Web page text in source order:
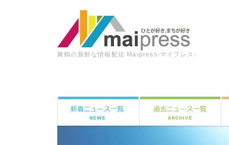
舞鶴の新鮮な情報配信 Maipress-マイプレス-